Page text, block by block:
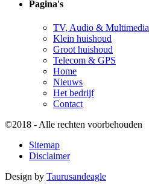
Pagina's
TV, Audio & Multimedia
Klein huishoud
Groot huishoud
Telecom & GPS
Home
Nieuws
Het bedrijf
Contact
©2018 - Alle rechten voorbehouden
Sitemap
Disclaimer
Design by Taurusandeagle